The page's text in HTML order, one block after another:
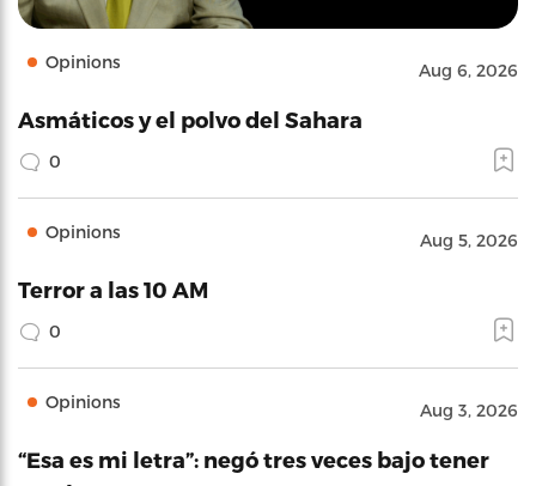
Opinions Aug 6, 2026
Asmáticos y el polvo del Sahara
0
Opinions Aug 5, 2026
Terror a las 10 AM
0
Opinions Aug 3, 2026
“Esa es mi letra”: negó tres veces bajo tener